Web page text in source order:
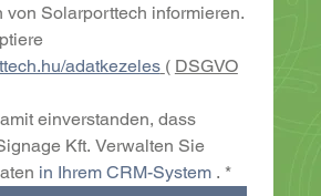
von Solarporttech informieren.
Ich akzeptiere
adatkezeles ( DSGVO
einverstanden, dass
Kft. Verwalten Sie
in Ihrem CRM-System . *